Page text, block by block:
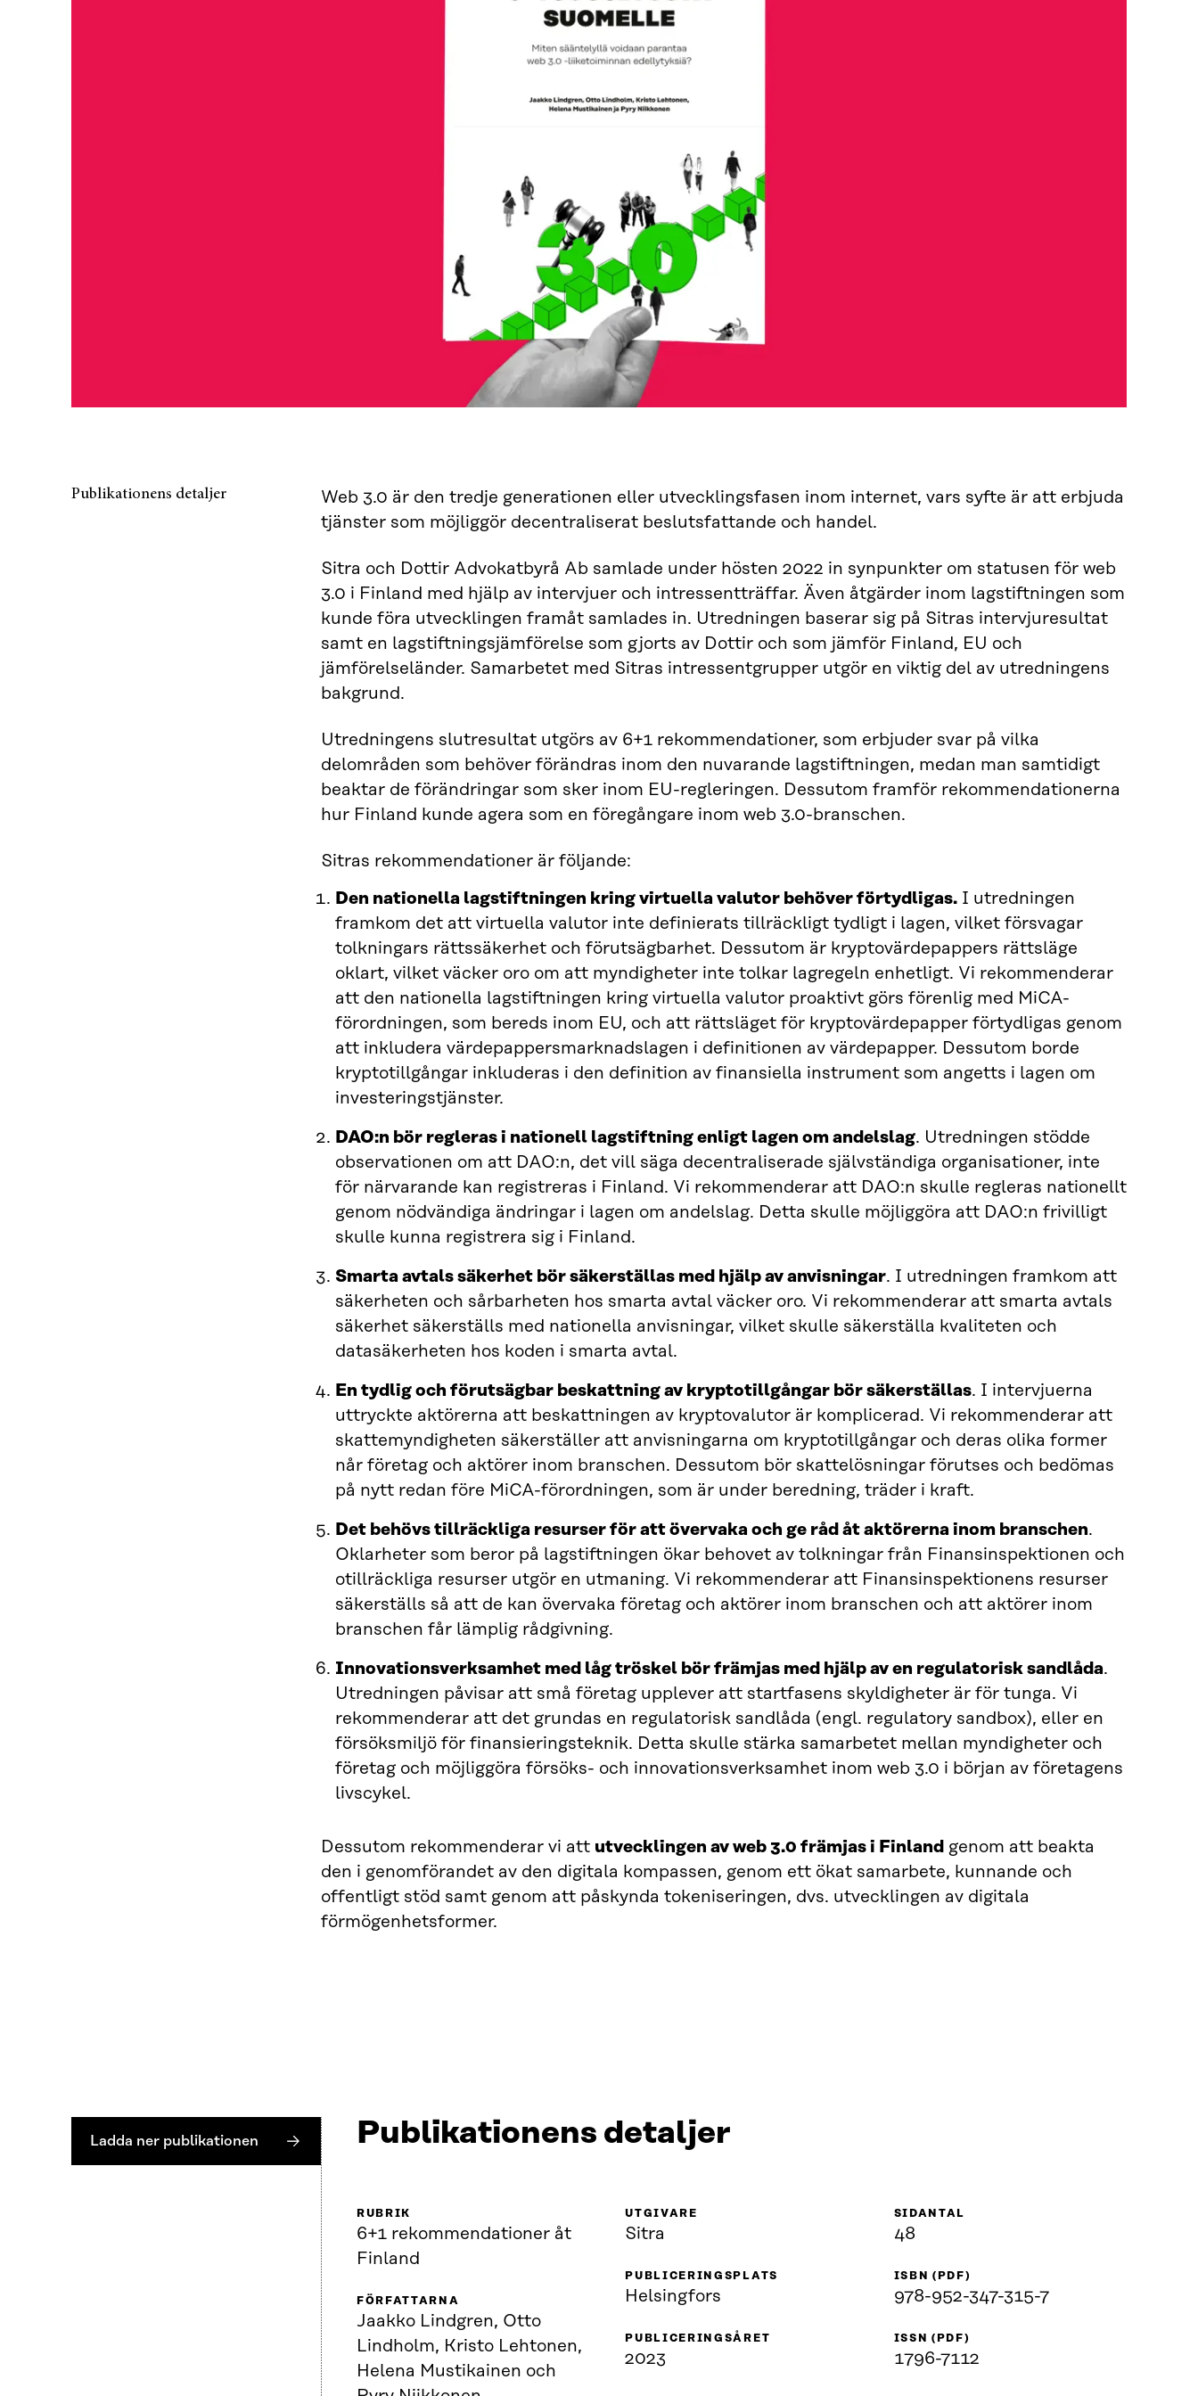
Publikationens detaljer
Web 3.0 är den tredje generationen eller utvecklingsfasen inom internet, vars syfte är att erbjuda
tjänster som möjliggör decentraliserat beslutsfattande och handel.
Sitra och Dottir Advokatbyrå Ab samlade under hösten 2022 in synpunkter om statusen för web
3.0 i Finland med hjälp av intervjuer och intressentträffar. Även åtgärder inom lagstift­ningen som
kunde föra utvecklingen framåt samlades in. Utredningen baserar sig på Sitras intervjuresultat
samt en lagstiftningsjämförelse som gjorts av Dottir och som jämför Finland, EU och
jämförelseländer. Samarbetet med Sitras intressentgrupper utgör en viktig del av utredningens
bakgrund.
Utredningens slutresultat utgörs av 6+1 rekommendationer, som erbjuder svar på vilka
delområden som behöver förändras inom den nuvarande lagstiftningen, medan man samtidigt
beaktar de förändringar som sker inom EU-regleringen. Dessutom framför rekommendatio­nerna
hur Finland kunde agera som en föregångare inom web 3.0-branschen.
Sitras rekommendationer är följande:
Den nationella lagstiftningen kring virtuella valutor behöver förtydligas. I utredningen
framkom det att virtuella valutor inte definierats tillräckligt tydligt i lagen, vilket försvagar
tolkningars rättssäkerhet och förutsägbarhet. Dessutom är kryptovärde­pappers rättsläge
oklart, vilket väcker oro om att myndigheter inte tolkar lagregeln enhet­ligt. Vi rekommenderar
att den nationella lagstiftningen kring virtuella valutor proaktivt görs förenlig med MiCA-
förordningen, som bereds inom EU, och att rättsläget för kryptovärdepapper förtydligas genom
att inkludera värdepappersmarknadslagen i defini­tionen av värdepapper. Dessutom borde
kryptotillgångar inkluderas i den definition av finansiella instrument som angetts i lagen om
investeringstjänster.
DAO:n bör regleras i nationell lagstiftning enligt lagen om andelslag. Utrednin­gen stödde
observationen om att DAO:n, det vill säga decentraliserade självständiga organisationer, inte
för närvarande kan registreras i Finland. Vi rekommenderar att DAO:n skulle regleras nationellt
genom nödvändiga ändringar i lagen om andelslag. Detta skulle möjliggöra att DAO:n frivilligt
skulle kunna registrera sig i Finland.
Smarta avtals säkerhet bör säkerställas med hjälp av anvisningar. I utredningen framkom att
säkerheten och sårbarheten hos smarta avtal väcker oro. Vi rekommenderar att smarta avtals
säkerhet säkerställs med nationella anvisningar, vilket skulle säkerställa kvaliteten och
datasäkerheten hos koden i smarta avtal.
En tydlig och förutsägbar beskattning av kryptotillgångar bör säkerställas. I intervjuerna
uttryckte aktörerna att beskattningen av kryptovalutor är komplicerad. Vi rekommenderar att
skattemyndigheten säkerställer att anvisningarna om kryptotillgångar och deras olika former
når företag och aktörer inom branschen. Dessutom bör skattelös­ningar förutses och bedömas
på nytt redan före MiCA-förordningen, som är under beredning, träder i kraft.
Det behövs tillräckliga resurser för att övervaka och ge råd åt aktörerna inom branschen.
Oklarheter som beror på lagstiftningen ökar behovet av tolkningar från Finansinspektionen och
otillräckliga resurser utgör en utmaning. Vi rekommenderar att Finansinspektionens resurser
säkerställs så att de kan övervaka företag och aktörer inom branschen och att aktörer inom
branschen får lämplig rådgivning.
Innovationsverksamhet med låg tröskel bör främjas med hjälp av en regulato­risk sandlåda.
Utredningen påvisar att små företag upplever att startfasens skyldigheter är för tunga. Vi
rekommenderar att det grundas en regulatorisk sandlåda (engl. regula­tory sandbox), eller en
försöksmiljö för finansieringsteknik. Detta skulle stärka samarbetet mellan myndigheter och
företag och möjliggöra försöks- och innovationsverksamhet inom web 3.0 i början av företagens
livscykel.
Dessutom rekommenderar vi att utvecklingen av web 3.0 främjas i Finland genom att beakta
den i genomförandet av den digitala kompassen, genom ett ökat samarbete, kunnande och
offentligt stöd samt genom att påskynda tokeniseringen, dvs. utvecklingen av digitala
förmögenhetsformer.
Ladda ner publikationen Publikationens detaljer
RUBRIK
6+1 rekommendationer åt
Finland
FÖRFATTARNA
Jaakko Lindgren, Otto
Lindholm, Kristo Lehtonen,
Helena Mustikainen och
UTGIVARE
Sitra
PUBLICERINGSPLATS
Helsingfors
PUBLICERINGSÅRET
2023
SIDANTAL
48
ISBN (PDF)
978-952-347-315-7
ISSN (PDF)
1796-7112